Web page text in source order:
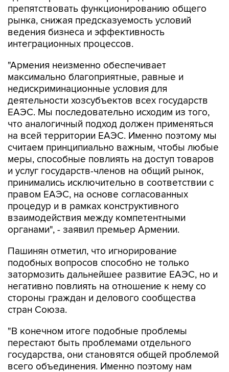
препятствовать функционированию общего
рынка, снижая предсказуемость условий
ведения бизнеса и эффективность
интеграционных процессов.
"Армения неизменно обеспечивает
максимально благоприятные, равные и
недискриминационные условия для
деятельности хозсубъектов всех государств
ЕАЭС. Мы последовательно исходим из того,
что аналогичный подход должен применяться
на всей территории ЕАЭС. Именно поэтому мы
считаем принципиально важным, чтобы любые
меры, способные повлиять на доступ товаров
и услуг государств-членов на общий рынок,
принимались исключительно в соответствии с
правом ЕАЭС, на основе согласованных
процедур и в рамках конструктивного
взаимодействия между компетентными
органами", - заявил премьер Армении.
Пашинян отметил, что игнорирование
подобных вопросов способно не только
затормозить дальнейшее развитие ЕАЭС, но и
негативно повлиять на отношение к нему со
стороны граждан и делового сообщества
стран Союза.
"В конечном итоге подобные проблемы
перестают быть проблемами отдельного
государства, они становятся общей проблемой
всего объединения. Именно поэтому нам